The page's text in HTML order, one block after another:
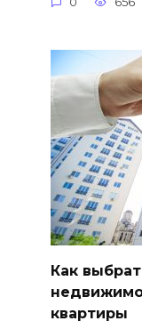
Как
квартиры